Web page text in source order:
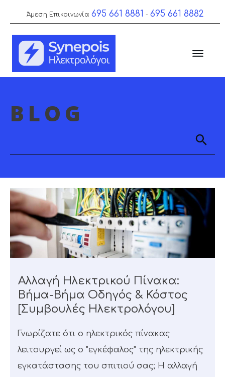
Άμεση Επικοινωνία 695 661 8881 - 695 661 8882
BLOG
Αλλαγή Ηλεκτρικού Πίνακα:
Βήμα-Βήμα Οδηγός & Κόστος
[Συμβουλές Ηλεκτρολόγου]
Γνωρίζατε ότι ο ηλεκτρικός πίνακας
λειτουργεί ως ο "εγκέφαλος" της ηλεκτρικής
εγκατάστασης του σπιτιού σας; Η αλλαγή